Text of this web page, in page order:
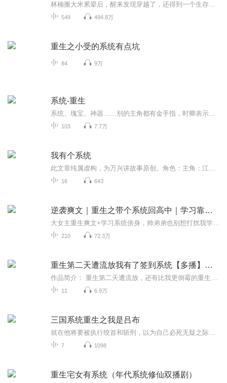
549 494.8万
重生之小受的系统有点坑
84 9万
系统-重生
103 7.7万
我有个系统
16 643
逆袭爽文｜重生之带个系统回高中｜学习靠系统｜精品多播
210 72.3万
重生第二天遭流放我有了签到系统【多播】古言重生爽文 | 签到系统
11 6.9万
三国系统重生之我是吕布
7 1098
重生宅女有系统（年代系统修仙双播剧）